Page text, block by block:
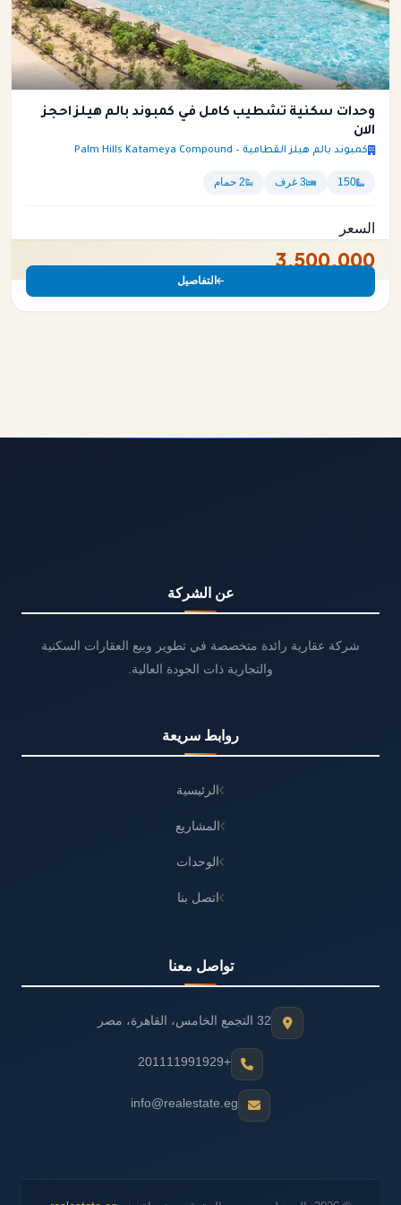
وحدات سكنية تشطيب كامل في كمبوند بالم هيلز احجز
الان
كمبوند بالم هيلز القطامية – Palm Hills Katameya Compound
150 3 غرف 2 حمام
السعر
3,500,000
التفاصيل
عن الشركة
شركة عقارية رائدة متخصصة في تطوير وبيع العقارات السكنية
والتجارية ذات الجودة العالية.
روابط سريعة
الرئيسية
المشاريع
الوحدات
اتصل بنا
تواصل معنا
32 التجمع الخامس، القاهرة، مصر
+201111991929
info@realestate.eg